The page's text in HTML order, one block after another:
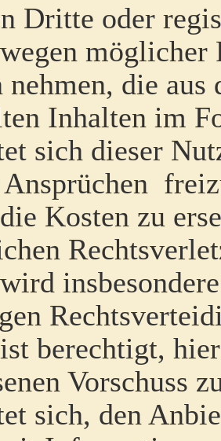
Dritte oder
möglicher
nehmen, die
Inhalten im
sich dieser
Kosten zu
berechtigt,
Vorschuss
sich, den